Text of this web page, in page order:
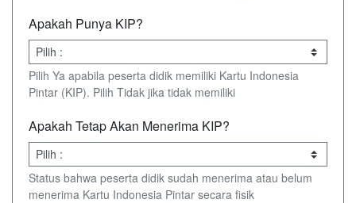
Apakah Punya KIP?
Pilih Ya apabila peserta didik memiliki Kartu Indonesia
Pintar (KIP). Pilih Tidak jika tidak memiliki
Apakah Tetap Akan Menerima KIP?
Status bahwa peserta didik sudah menerima atau belum
menerima Kartu Indonesia Pintar secara fisik